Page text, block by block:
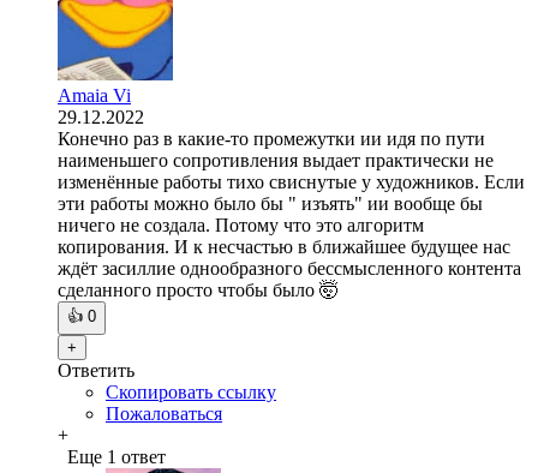
Amaia Vi
29.12.2022
Конечно раз в какие-то промежутки ии идя по пути
наименьшего сопротивления выдает практически не
изменённые работы тихо свиснутые у художников. Если
эти работы можно было бы " изъять" ии вообще бы
ничего не создала. Потому что это алгоритм
копирования. И к несчастью в ближайшее будущее нас
ждёт засиллие однообразного бессмысленного контента
сделанного просто чтобы было 🤯
👍 0
+
Ответить
Скопировать ссылку
Пожаловаться
+
Еще 1 ответ